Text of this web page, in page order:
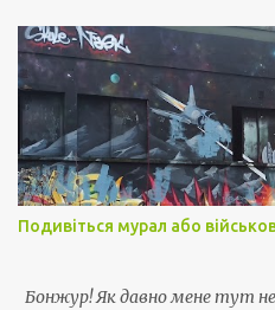
Подивіться мурал або
Бонжур! Як давно мене тут не